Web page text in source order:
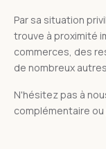
Par sa situation
trouve à proximité
commerces, des
de nombreux
N'hésitez pas à
complémentaire